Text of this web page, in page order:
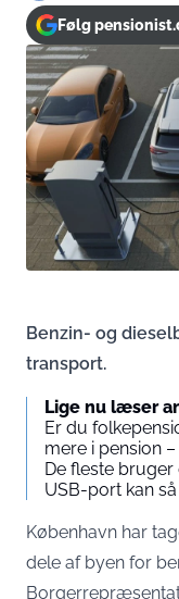
Følg
Benzin- og
transport.
Lige nu læser
Er du
mere i pension
De fleste bruger
USB-port kan
København har
dele af byen for